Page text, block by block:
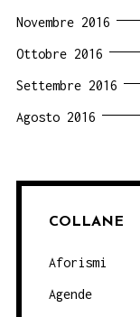
Novembre 2016
Ottobre 2016
Settembre 2016
Agosto 2016
COLLANE
Aforismi
Agende